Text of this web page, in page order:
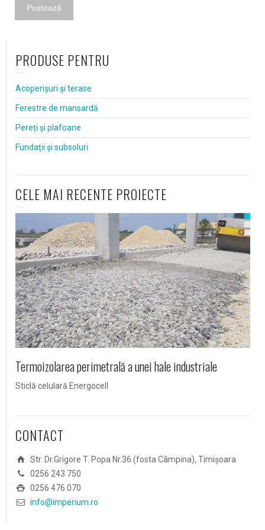
PRODUSE PENTRU
Acoperișuri și terase
Ferestre de mansardă
Pereți și plafoane
Fundații și subsoluri
CELE MAI RECENTE PROIECTE
Termoizolarea perimetrală a unei hale industriale
Sticlă celulară Energocell
CONTACT
Str. Dr.Grigore T. Popa Nr.36 (fosta Câmpina), Timișoara
0256 243 750
0256 476 070
info@imperium.ro